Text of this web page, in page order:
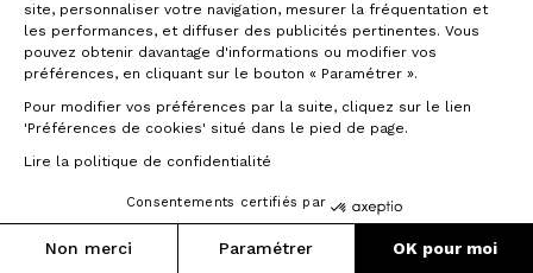
site, personnaliser votre navigation, mesurer la fréquentation et
les performances, et diffuser des publicités pertinentes. Vous
pouvez obtenir davantage d'informations ou modifier vos
préférences, en cliquant sur le bouton « Paramétrer ».
Pour modifier vos préférences par la suite, cliquez sur le lien
'Préférences de cookies' situé dans le pied de page.
Lire la politique de confidentialité
Consentements certifiés par
Non merci Paramétrer OK pour moi
Axxome GTR Evo - Dura ace di2 -
Il est temps que je vienne donner mon avis sur mon
Axxome GTR Evo acquit début mai 2021 et un peu